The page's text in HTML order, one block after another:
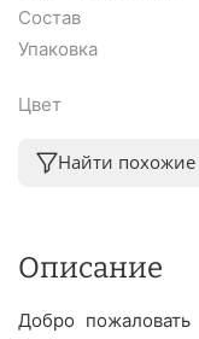
Состав
Упаковка
Цвет
Найти
Описание
Добро